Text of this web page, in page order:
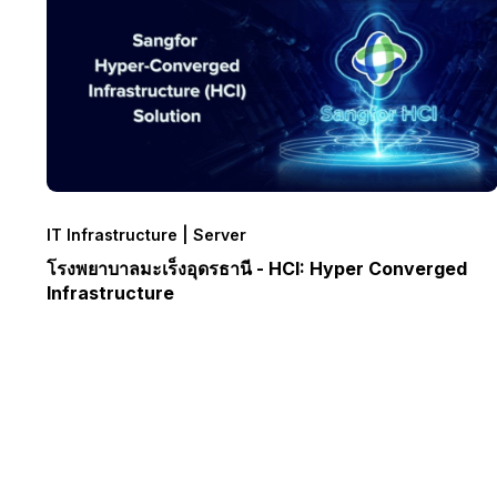
IT Infrastructure | Server
โรงพยาบาลมะเร็งอุดรธานี - HCI: Hyper Converged
Infrastructure